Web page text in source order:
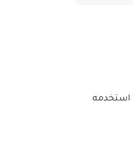
استخدمه